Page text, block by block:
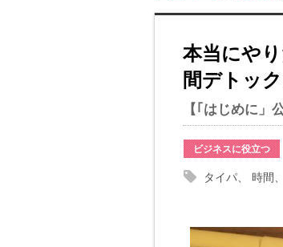
本当にや
間デトッ
【｢はじめに」
ビジネスに役立つ
タイパ 時間